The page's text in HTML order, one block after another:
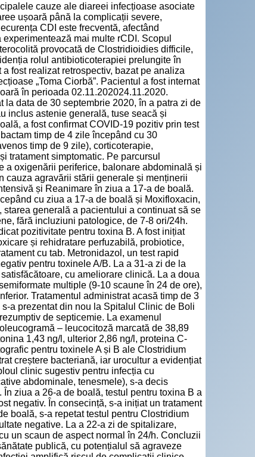
cauze ale diareei infecțioase asociate
ușoară până la complicații severe,
CDI este frecventă, afectând
mai multe rCDI. Scopul
provocată de Clostridioidies difficile,
rolul antibioticoterapiei prelungite în
fost realizat retrospectiv, bazat pe analiza
„Toma Ciorbă”. Pacientul a fost internat
în perioada 02.11.202024.11.2020.
data de 30 septembrie 2020, în a patra zi de
inclus astenie generală, tuse seacă și
a fost confirmat COVID-19 pozitiv prin test
timp de 4 zile începând cu 30
timp de 9 zile), corticoterapie,
tratament simptomatic. Pe parcursul
a oxigenării periferice, balonare abdominală și
cauza agravării stării generale și menținerii
și Reanimare în ziua a 17-a de boală.
cu ziua a 17-a de boală și Moxifloxacin,
generală a pacientului a continuat să se
fără incluziuni patologice, de 7-8 ori/24h.
pozitivitate pentru toxina B. A fost inițiat
și rehidratare perfuzabilă, probiotice,
cu tab. Metronidazol, un test rapid
pentru toxinele A/B. La a 31-a zi de la
cu ameliorare clinică. La a doua
multiple (9-10 scaune în 24 de ore),
Tratamentul administrat acasă timp de 3
a prezentat din nou la Spitalul Clinic de Boli
de septicemie. La examenul
– leucocitoză marcată de 38,89
1,43 ng/l, ulterior 2,86 ng/l, proteina C-
pentru toxinele A și B ale Clostridium
creștere bacteriană, iar urocultur a evidențiat
clinic sugestiv pentru infecția cu
abdominale, tenesmele), s-a decis
ziua a 26-a de boală, testul pentru toxina B a
negativ. În consecință, s-a inițiat un tratament
boală, s-a repetat testul pentru Clostridium
negative. La a 22-a zi de spitalizare,
un scaun de aspect normal în 24/h. Concluzii
publică, cu potențialul să agraveze